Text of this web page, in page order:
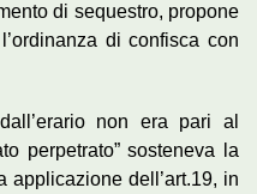
di sequestro, propone
di confisca con
non era pari al
perpetrato” sosteneva la
applicazione dell’art.19, in